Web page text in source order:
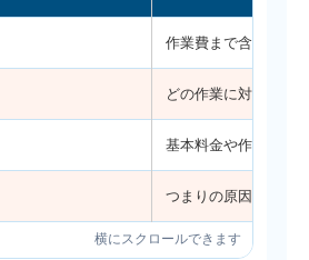
作業費まで含むのか
どの作業に対する料
基本料金や作業費と
つまりの原因確認だ